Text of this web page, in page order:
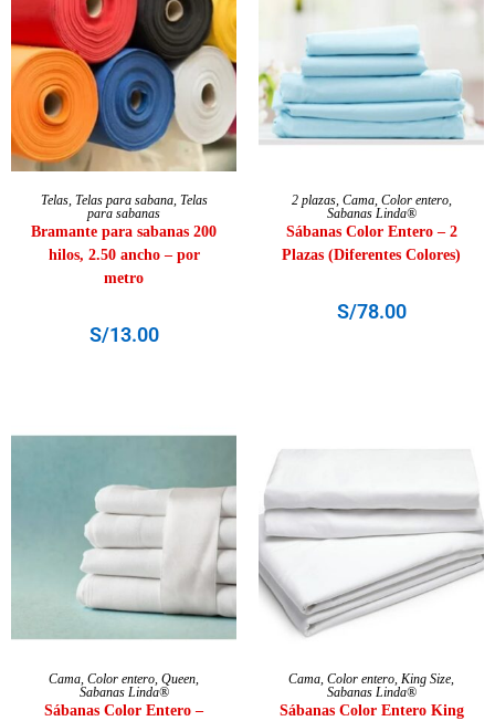
SELECCIONAR OPCIONES
Telas, Telas para sabana, Telas
para sabanas
Bramante para sabanas 200
hilos, 2.50 ancho – por
metro
S/13.00
SELECCIONAR OPCIONES
2 plazas, Cama, Color entero,
Sabanas Linda®
Sábanas Color Entero – 2
Plazas (Diferentes Colores)
S/78.00
SELECCIONAR OPCIONES
Cama, Color entero, Queen,
Sabanas Linda®
Sábanas Color Entero –
AÑADIR AL CARRITO
Cama, Color entero, King Size,
Sabanas Linda®
Sábanas Color Entero King